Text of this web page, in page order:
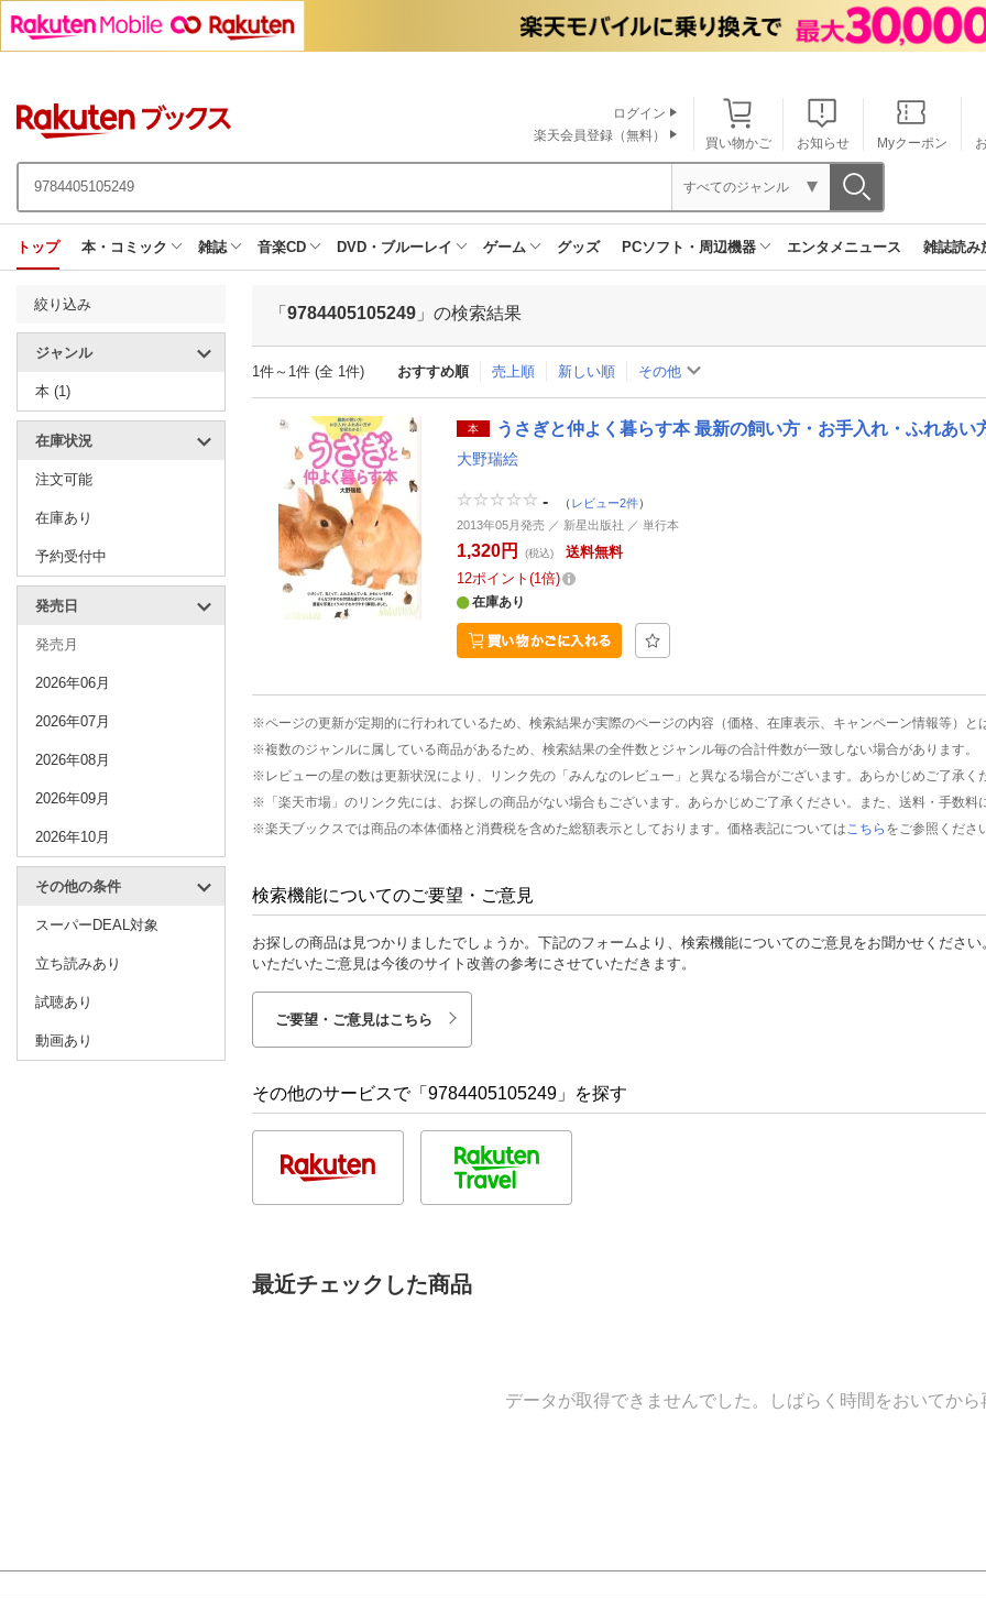
買い物かご お知らせ Myクーポン
ログイン
楽天会員登録（無料）
すべてのジャンル
トップ 本・コミック 雑誌 音楽CD DVD・ブルーレイ ゲーム グッズ PCソフト・周辺機器 エンタメニュース 雑誌読み
絞り込み
ジャンル
本 (1)
在庫状況
注文可能
在庫あり
予約受付中
発売日
発売月
2026年06月
2026年07月
2026年08月
2026年09月
2026年10月
その他の条件
スーパーDEAL対象
立ち読みあり
試聴あり
動画あり
「 9784405105249 」の検索結果
1件～1件 (全 1件) おすすめ順 売上順 新しい順 その他
本 うさぎと仲よく暮らす本 最新の飼い方・お手入れ・ふれあい
大野瑞絵
- （ レビュー2件）
2013年05月発売 ／ 新星出版社 ／ 単行本
1,320円 (税込)
送料無料
12ポイント 1倍
在庫あり
※ページの更新が定期的に行われているため、検索結果が実際のページの内容（価格、在庫表示、キャンペーン情報等）と
※複数のジャンルに属している商品があるため、検索結果の全件数とジャンル毎の合計件数が一致しない場合があります。
※レビューの星の数は更新状況により、リンク先の「みんなのレビュー」と異なる場合がございます。あらかじめご了承く
※「楽天市場」のリンク先には、お探しの商品がない場合もございます。あらかじめご了承ください。また、送料・手数料
※楽天ブックスでは商品の本体価格と消費税を含めた総額表示としております。価格表記については こちら をご参照くださ
検索機能についてのご要望・ご意見
お探しの商品は見つかりましたでしょうか。下記のフォームより、検索機能についてのご意見をお聞かせください
いただいたご意見は今後のサイト改善の参考にさせていただきます。
ご要望・ご意見はこちら
その他のサービスで「9784405105249」を探す
最近チェックした商品
データが取得できませんでした。しばらく時間をおいてから